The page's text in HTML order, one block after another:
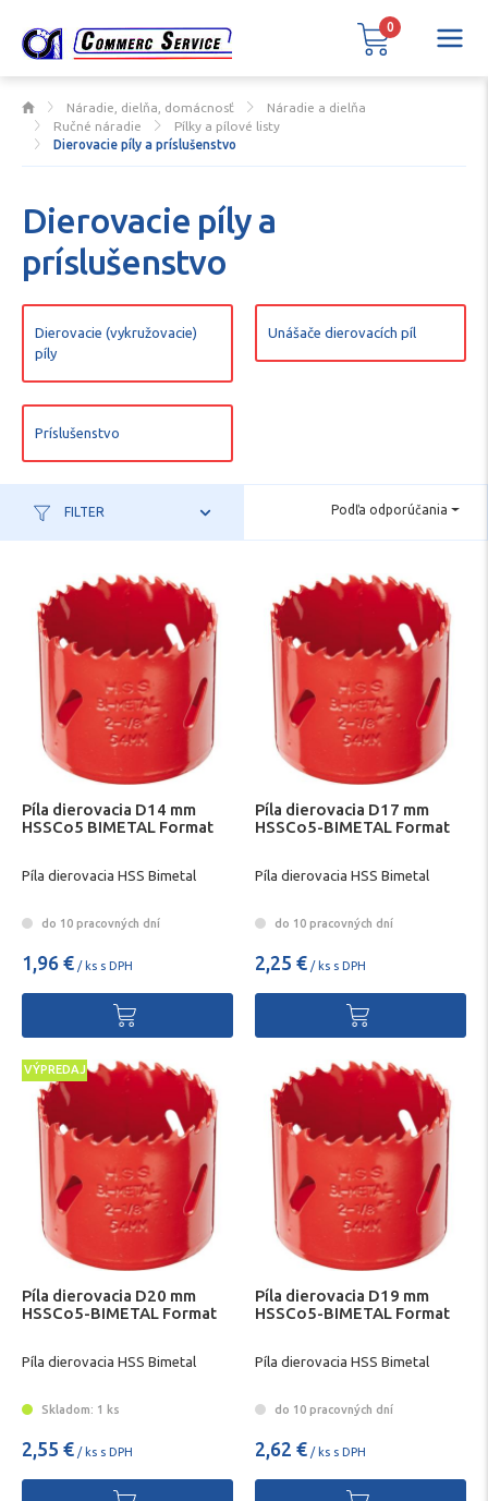
Náradie, dielňa, domácnosť
Náradie a dielňa
Ručné náradie
Pílky a pílové listy
Dierovacie píly a príslušenstvo
Dierovacie píly a
príslušenstvo
Dierovacie (vykružovacie)
píly
Unášače dierovacích píl
Príslušenstvo
FILTER Podľa odporúčania
Píla dierovacia D14 mm
HSSCo5 BIMETAL Format
Píla dierovacia HSS Bimetal
do 10 pracovných dní
1,96 € / ks s DPH
Píla dierovacia D17 mm
HSSCo5-BIMETAL Format
Píla dierovacia HSS Bimetal
do 10 pracovných dní
2,25 € / ks s DPH
VÝPREDAJ
Píla dierovacia D20 mm
HSSCo5-BIMETAL Format
Píla dierovacia HSS Bimetal
Skladom: 1 ks
2,55 € / ks s DPH
Píla dierovacia D19 mm
HSSCo5-BIMETAL Format
Píla dierovacia HSS Bimetal
do 10 pracovných dní
2,62 € / ks s DPH
0